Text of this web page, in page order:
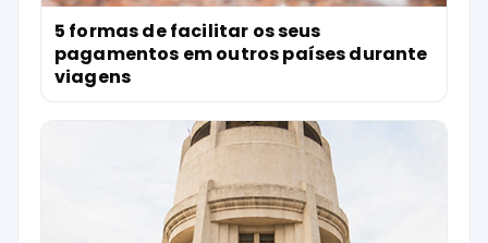
5 formas de facilitar os seus
pagamentos em outros países durante
viagens